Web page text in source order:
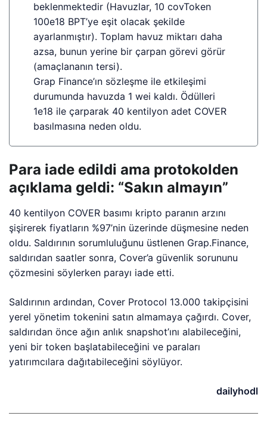
beklenmektedir (Havuzlar, 10 covToken
100e18 BPT’ye eşit olacak şekilde
ayarlanmıştır). Toplam havuz miktarı daha
azsa, bunun yerine bir çarpan görevi görür
(amaçlananın tersi).
Grap Finance’ın sözleşme ile etkileşimi
durumunda havuzda 1 wei kaldı. Ödülleri
1e18 ile çarparak 40 kentilyon adet COVER
basılmasına neden oldu.
Para iade edildi ama protokolden
açıklama geldi: “Sakın almayın”
40 kentilyon COVER basımı kripto paranın arzını
şişirerek fiyatların %97’nin üzerinde düşmesine neden
oldu. Saldırının sorumluluğunu üstlenen Grap.Finance,
saldırıdan saatler sonra, Cover’a güvenlik sorununu
çözmesini söylerken parayı iade etti.
Saldırının ardından, Cover Protocol 13.000 takipçisini
yerel yönetim tokenini satın almamaya çağırdı. Cover,
saldırıdan önce ağın anlık snapshot’ını alabileceğini,
yeni bir token başlatabileceğini ve paraları
yatırımcılara dağıtabileceğini söylüyor.
dailyhodl